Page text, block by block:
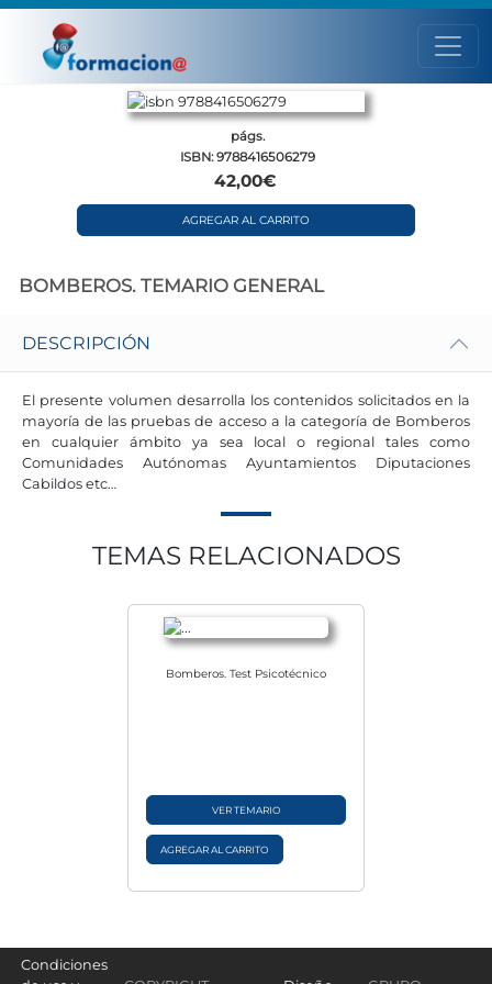
págs.
ISBN: 9788416506279
42,00€
AGREGAR AL CARRITO
BOMBEROS. TEMARIO GENERAL
DESCRIPCIÓN
El presente volumen desarrolla los contenidos solicitados en la
mayoría de las pruebas de acceso a la categoría de Bomberos
en cualquier ámbito ya sea local o regional tales como
Comunidades Autónomas Ayuntamientos Diputaciones
Cabildos etc…
TEMAS RELACIONADOS
Bomberos. Test Psicotécnico
VER TEMARIO
AGREGAR AL CARRITO
Condiciones